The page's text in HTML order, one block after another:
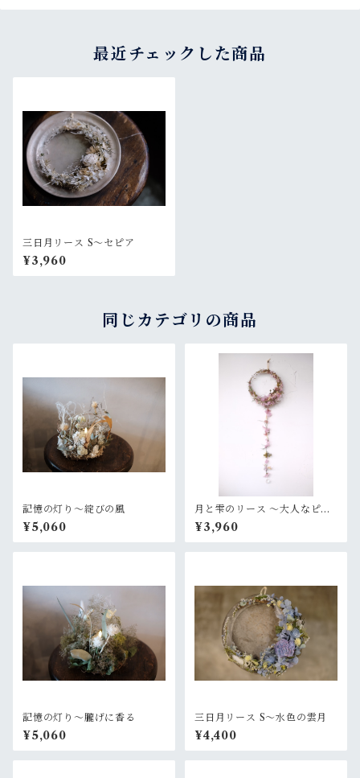
最近チェックした商品
三日月リース S〜セピア
¥3,960
同じカテゴリの商品
記憶の灯り〜綻びの風
¥5,060
月と雫のリース 〜大人なピン
クパープル
¥3,960
記憶の灯り〜朧げに香る
¥5,060
三日月リース S〜水色の雲月
¥4,400